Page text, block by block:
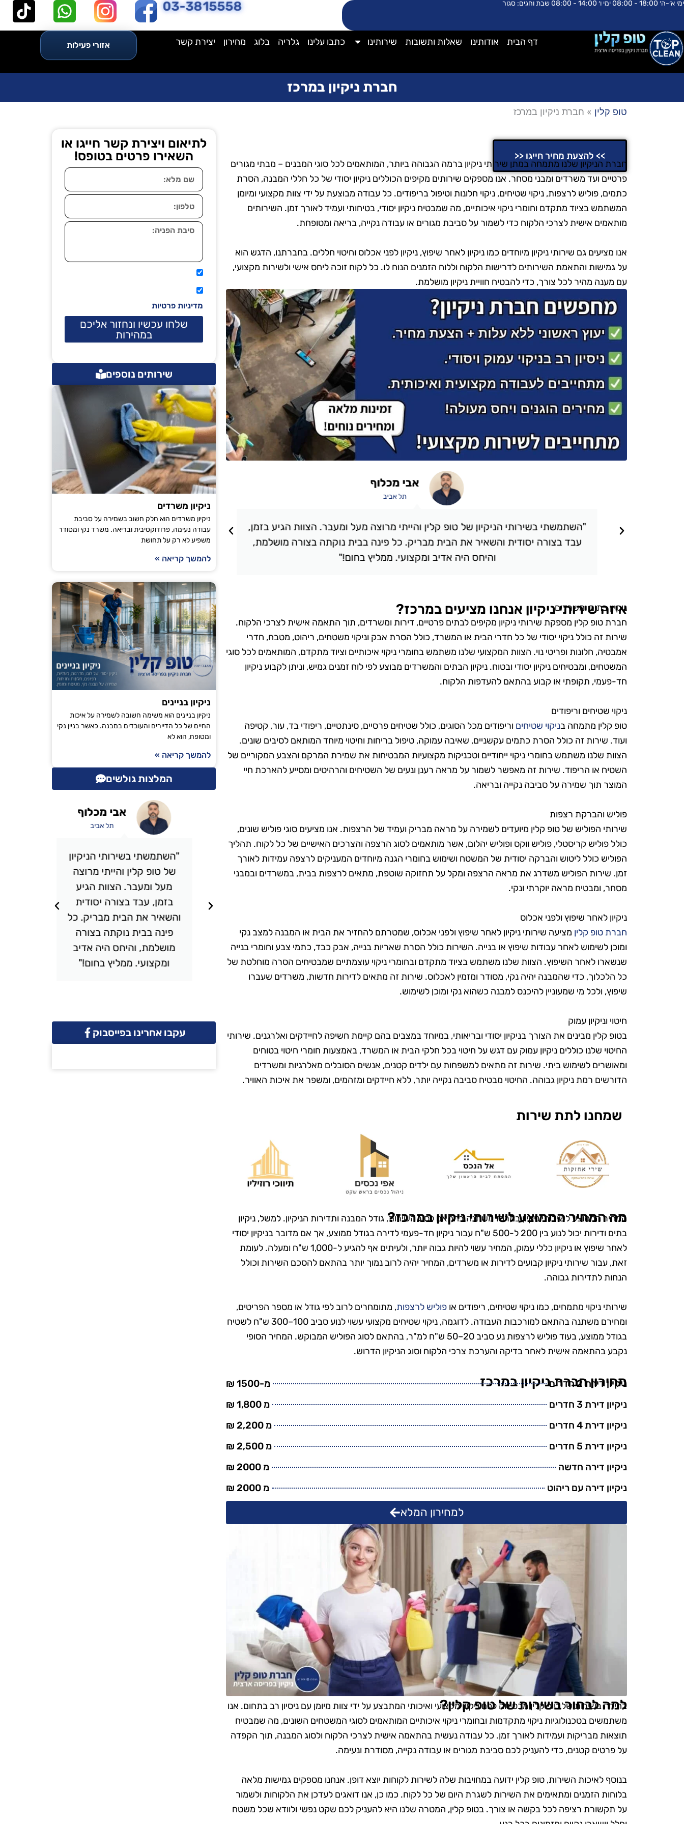
לתוכן
דילוג
ימי א׳-ה׳ 18:00 - 08:00 ימי ו׳ 14:00 - 08:00 שבת וחגים: סגור 03-3815558
דף הבית אודותינו שאלות ותשובות שירותינו כתבו עלינו גלריה בלוג מחירון יצירת קשר אזורי פעילות
חברת ניקיון במרכז
טופ קלין » חברת ניקיון במרכז
חברת ניקיון במרכז
>> להצעת מחיר חייגו <<
חברת הניקיון שלנו מתמחה במתן שירותי ניקיון ברמה הגבוהה ביותר, המותאמים לכל סוגי המבנים – מבתי מגורים
פרטיים ועד משרדים ומבני מסחר. אנו מספקים שירותים מקיפים הכוללים ניקיון יסודי של כל חללי המבנה, הסרת
כתמים, פוליש לרצפות, ניקוי שטיחים, ניקוי חלונות וטיפול בריפודים. כל עבודה מבוצעת על ידי צוות מקצועי ומיומן
המשתמש בציוד מתקדם וחומרי ניקוי איכותיים, מה שמבטיח ניקיון יסודי, בטיחותי ועמיד לאורך זמן. השירותים
מותאמים אישית לצרכי הלקוח כדי לשמור על סביבת מגורים או עבודה נקייה, בריאה ומטופחת.
אנו מציעים גם שירותי ניקיון מיוחדים כמו ניקיון לאחר שיפוץ, ניקיון לפני אכלוס וחיטוי חללים. בחברתנו, הדגש הוא
על גמישות והתאמת השירותים לדרישות הלקוח וללוח הזמנים הנוח לו. כל לקוח זוכה ליחס אישי ולשירות מקצועי,
עם מענה מהיר לכל צורך, כדי להבטיח חוויית ניקיון מושלמת.
"השתמשתי בשירותי הניקיון של טופ קלין והייתי מרוצה מעל ומעבר. הצוות הגיע בזמן,
עבד בצורה יסודית והשאיר את הבית מבריק. כל פינה בבית נוקתה בצורה מושלמת,
והיחס היה אדיב ומקצועי. ממליץ בחום!"
אבי מכלוף
תל אביב
"אני עובדת עם טופ קלין כבר מספר חודשים וכל
מגיע בזמן, הניקיון יסודי והבית מרגיש רענן ונקי.
איזה שירותי ניקיון אנחנו מציעים במרכז?
ניקיון בתים ומשרדים
חברת טופ קלין מספקת שירותי ניקיון מקיפים לבתים פרטיים, דירות ומשרדים, תוך התאמה אישית לצרכי הלקוח.
שירות זה כולל ניקוי יסודי של כל חדרי הבית או המשרד, כולל הסרת אבק וניקוי משטחים, ריהוט, מטבח, חדרי
אמבטיה, חלונות ופריטי נוי. הצוות המקצועי שלנו משתמש בחומרי ניקוי איכותיים וציוד מתקדם, המותאמים לכל סוגי
המשטחים, ומבטיחים ניקיון יסודי ובטוח. ניקיון הבתים והמשרדים מבוצע לפי לוח זמנים גמיש, וניתן לקבוע ניקיון
חד-פעמי, תקופתי או קבוע בהתאם להעדפות הלקוח.
ניקוי שטיחים וריפודים
טופ קלין מתמחה בניקוי שטיחים וריפודים מכל הסוגים, כולל שטיחים פרסיים, סינתטיים, ריפודי בד, עור, קטיפה
ועוד. שירות זה כולל הסרת כתמים עקשניים, שאיבה עמוקה, טיפול בריחות וחיטוי מיוחד המותאם לסיבים שונים.
הצוות שלנו משתמש בחומרי ניקוי ייחודיים וטכניקות מקצועיות המבטיחות את שמירת המרקם והצבע המקוריים של
השטיח או הריפוד. שירות זה מאפשר לשמור על מראה רענן ונעים של השטיחים והרהיטים ומסייע להארכת חיי
המוצר תוך שמירה על סביבה נקייה ובריאה.
פוליש והברקת רצפות
שירותי הפוליש של טופ קלין מיועדים לשמירה על מראה מבריק ועמיד של הרצפות. אנו מציעים סוגי פוליש שונים,
כולל פוליש קריסטלי, פוליש ווקס ופוליש יהלום, אשר מותאמים לסוג הרצפה והצרכים האישיים של כל לקוח. תהליך
הפוליש כולל ליטוש והברקה יסודית של המשטח ושימוש בחומרי הגנה מיוחדים המעניקים לרצפה עמידות לאורך
זמן. שירות הפוליש משדרג את מראה הרצפה ומקל על תחזוקה שוטפת, מתאים לרצפות בבית, במשרדים ובמבני
מסחר, ומבטיח מראה יוקרתי ונקי.
ניקיון לאחר שיפוץ ולפני אכלוס
חברת טופ קלין מציעה שירותי ניקיון לאחר שיפוץ ולפני אכלוס, שמטרתם להחזיר את הבית או המבנה למצב נקי
ומוכן לשימוש לאחר עבודות שיפוץ או בנייה. השירות כולל הסרת שאריות בנייה, אבק כבד, כתמי צבע וחומרי בנייה
שנשארו לאחר השיפוץ. הצוות שלנו משתמש בציוד מתקדם ובחומרי ניקוי עוצמתיים שמבטיחים הסרה מוחלטת של
כל הלכלוך, כדי שהמבנה יהיה נקי, מסודר ומזמין לאכלוס. שירות זה מתאים לדירות חדשות, משרדים שעברו
שיפוץ, ולכל מי שמעוניין להיכנס למבנה כשהוא נקי ומוכן לשימוש.
חיטוי וניקיון עמוק
בטופ קלין מבינים את הצורך בניקיון יסודי ובריאותי, במיוחד במצבים בהם קיימת חשיפה לחיידקים ואלרגנים. שירותי
החיטוי שלנו כוללים ניקיון עמוק עם דגש על חיטוי בכל חלקי הבית או המשרד, באמצעות חומרי חיטוי בטוחים
ומאושרים לשימוש ביתי. שירות זה מתאים למשפחות עם ילדים קטנים, אנשים הסובלים מאלרגיות ומשרדים
הדורשים רמת ניקיון גבוהה. החיטוי מבטיח סביבה נקייה יותר, ללא חיידקים ומזהמים, ומשפר את איכות האוויר.
שמחנו לתת שירות
מה המחיר הממוצע לשירותי ניקיון במרכז?
המחיר הממוצע לשירותי ניקיון במרכז משתנה בהתאם לסוג השירות, גודל המבנה ותדירות הניקיון. למשל, ניקיון
בתים ודירות יכול לנוע בין 200 ל-500 ש"ח עבור ניקיון חד-פעמי לדירה בגודל ממוצע, אך אם מדובר בניקיון יסודי
לאחר שיפוץ או ניקיון כללי עמוק, המחיר עשוי להיות גבוה יותר, ולעיתים אף להגיע ל-1,000 ש"ח ומעלה. לעומת
זאת, עבור שירותי ניקיון קבועים לדירות או משרדים, המחיר יהיה לרוב נמוך יותר בהתאם להסכם השירות וכולל
הנחות לתדירות גבוהה.
שירותי ניקוי מתמחים, כמו ניקוי שטיחים, ריפודים או פוליש לרצפות, מתומחרים לרוב לפי גודל או מספר הפריטים,
ומחירם משתנה בהתאם למורכבות העבודה. לדוגמה, ניקוי שטיחים מקצועי עשוי לנוע סביב 100–300 ש"ח לשטיח
בגודל ממוצע, בעוד פוליש לרצפות נע סביב 20–50 ש"ח למ"ר, בהתאם לסוג הפוליש המבוקש. המחיר הסופי
נקבע בהתאמה אישית לאחר בדיקה והערכת צרכי הלקוח וסוג הניקיון הדרוש.
מחירון חברת ניקיון במרכז
ניקיון דירת 2 חדרים
מ-1500 ₪
ניקיון דירת 3 חדרים
מ 1,800 ₪
ניקיון דירת 4 חדרים
מ 2,200 ₪
ניקיון דירת 5 חדרים
מ 2,500 ₪
ניקיון דירה חדשה
מ 2000 ₪
ניקיון דירה עם ריהוט
מ 2000 ₪
למחירון המלא
למה לבחור בשירות של טופ קלין?
בחירה בשירות של טופ קלין מבטיחה לכם ניקיון מקצועי ואיכותי המתבצע על ידי צוות מיומן עם ניסיון רב בתחום. אנו
משתמשים בטכנולוגיות ניקוי מתקדמות ובחומרי ניקוי איכותיים המותאמים לסוגי המשטחים השונים, מה שמבטיח
תוצאות מבריקות ועמידות לאורך זמן. כל עבודה נעשית בהתאמה אישית לצרכי הלקוח ולסוג המבנה, תוך הקפדה
על פרטים קטנים, כדי להעניק לכם סביבת מגורים או עבודה נקייה, מסודרת ונעימה.
בנוסף לאיכות השירות, טופ קלין ידועה במחויבות שלה לשירות לקוחות יוצא דופן. אנחנו מספקים גמישות מלאה
בלוחות הזמנים ומתאימים את השירות לשגרת היום של כל לקוח. כמו כן, אנו דואגים לעדכן את הלקוחות ולשמור
על תקשורת רציפה לכל בקשה או צורך. בטופ קלין, המטרה שלנו היא להעניק לכם שקט נפשי ולוודא שכל משטח
לתיאום ויצירת קשר חייגו או
השאירו פרטים בטופס!
מדיניות פרטיות
שלחו עכשיו ונחזור אליכם
במהירות
שירותים נוספים
ניקיון משרדים
ניקיון משרדים הוא חלק חשוב בשמירה על סביבת
עבודה נעימה, פרודוקטיבית ובריאה. משרד נקי ומסודר
משפיע לא רק על תחושת
להמשך קריאה »
ניקיון בניינים
ניקיון בניינים הוא משימה חשובה לשמירה על איכות
החיים של כל הדיירים והעובדים במבנה. כאשר בניין נקי
ומטופח, הוא לא
להמשך קריאה »
המלצות גולשים
"אני כל כך שמחה שמצאתי
את טופ קלין! הבית שלי
הקפידו להשתמש בחומרים
ידידותיים לסביבה. השירות
היה נהדר, והמחיר היה הוגן.
אין ספק שאמשיך להשתמש
בשירותיהם."
רמת גן
"החלטתי לנסות את טופ
קלין אחרי ששמעתי עליהם
והשאיר את הבית נקי
ומסודר בדיוק כמו שציפיתי.
בהחלט אשתמש בשירותים
שלהם שוב בעתיד!"
בת ים
"השתמשתי בשירותי הניקיון
של טופ קלין והייתי מרוצה
מעל ומעבר. הצוות הגיע
בזמן, עבד בצורה יסודית
והשאיר את הבית מבריק. כל
פינה בבית נוקתה בצורה
מושלמת, והיחס היה אדיב
ומקצועי. ממליץ בחום!"
אבי מכלוף
תל אביב
עקבו אחרינו בפייסבוק